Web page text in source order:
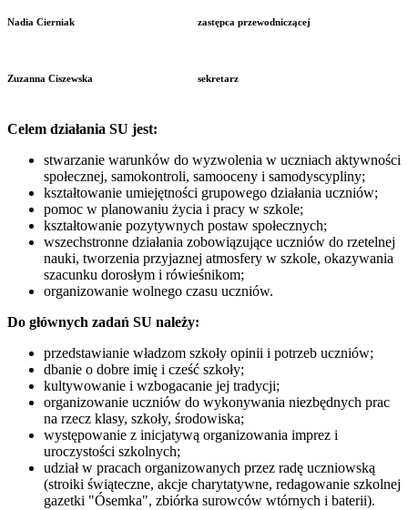
Nadia Cierniak zastępca przewodniczącej
Zuzanna Ciszewska sekretarz
Celem działania SU jest:
stwarzanie warunków do wyzwolenia w uczniach aktywności
społecznej, samokontroli, samooceny i samodyscypliny;
kształtowanie umiejętności grupowego działania uczniów;
pomoc w planowaniu życia i pracy w szkole;
kształtowanie pozytywnych postaw społecznych;
wszechstronne działania zobowiązujące uczniów do rzetelnej
nauki, tworzenia przyjaznej atmosfery w szkole, okazywania
szacunku dorosłym i rówieśnikom;
organizowanie wolnego czasu uczniów.
Do głównych zadań SU należy:
przedstawianie władzom szkoły opinii i potrzeb uczniów;
dbanie o dobre imię i cześć szkoły;
kultywowanie i wzbogacanie jej tradycji;
organizowanie uczniów do wykonywania niezbędnych prac
na rzecz klasy, szkoły, środowiska;
występowanie z inicjatywą organizowania imprez i
uroczystości szkolnych;
udział w pracach organizowanych przez radę uczniowską
(stroiki świąteczne, akcje charytatywne, redagowanie szkolnej
gazetki "Ósemka", zbiórka surowców wtórnych i baterii).